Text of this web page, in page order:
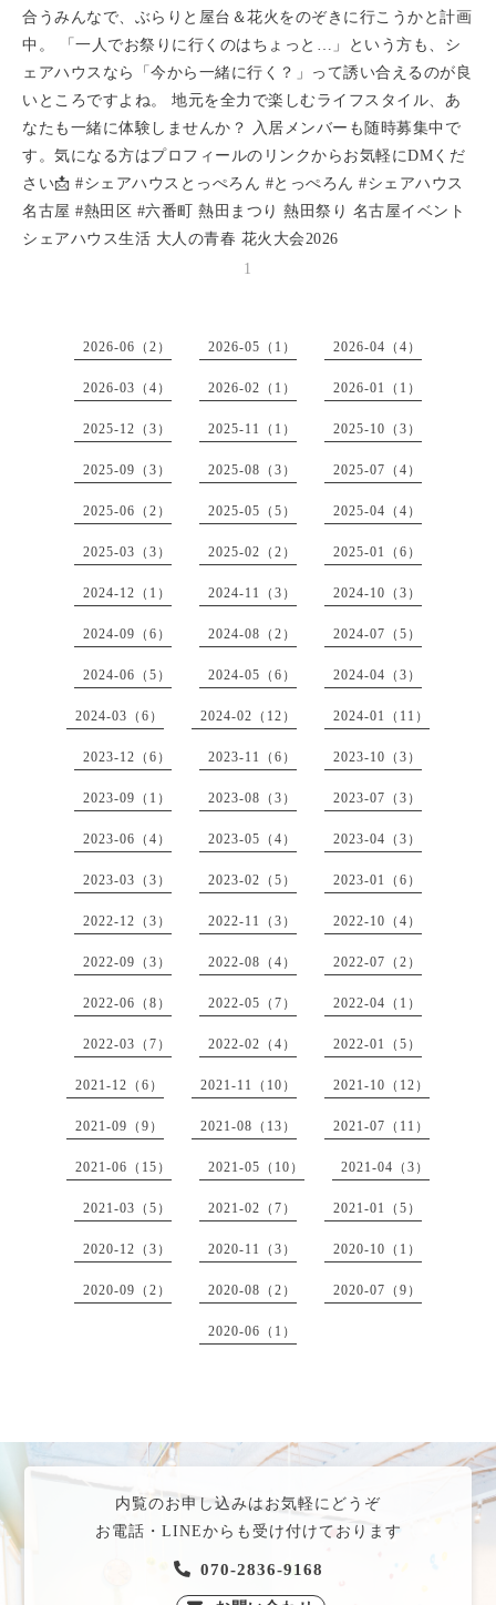
合うみんなで、ぶらりと屋台＆花火をのぞきに行こうかと計画
中。 「一人でお祭りに行くのはちょっと…」という方も、シ
ェアハウスなら「今から一緒に行く？」って誘い合えるのが良
いところですよね。 地元を全力で楽しむライフスタイル、あ
なたも一緒に体験しませんか？ 入居メンバーも随時募集中で
す。気になる方はプロフィールのリンクからお気軽にDMくだ
さい📩 #シェアハウスとっぺろん #とっぺろん #シェアハウス
名古屋 #熱田区 #六番町 熱田まつり 熱田祭り 名古屋イベント
シェアハウス生活 大人の青春 花火大会2026
1
2026-06（2） 2026-05（1） 2026-04（4）
2026-03（4） 2026-02（1） 2026-01（1）
2025-12（3） 2025-11（1） 2025-10（3）
2025-09（3） 2025-08（3） 2025-07（4）
2025-06（2） 2025-05（5） 2025-04（4）
2025-03（3） 2025-02（2） 2025-01（6）
2024-12（1） 2024-11（3） 2024-10（3）
2024-09（6） 2024-08（2） 2024-07（5）
2024-06（5） 2024-05（6） 2024-04（3）
2024-03（6） 2024-02（12） 2024-01（11）
2023-12（6） 2023-11（6） 2023-10（3）
2023-09（1） 2023-08（3） 2023-07（3）
2023-06（4） 2023-05（4） 2023-04（3）
2023-03（3） 2023-02（5） 2023-01（6）
2022-12（3） 2022-11（3） 2022-10（4）
2022-09（3） 2022-08（4） 2022-07（2）
2022-06（8） 2022-05（7） 2022-04（1）
2022-03（7） 2022-02（4） 2022-01（5）
2021-12（6） 2021-11（10） 2021-10（12）
2021-09（9） 2021-08（13） 2021-07（11）
2021-06（15） 2021-05（10） 2021-04（3）
2021-03（5） 2021-02（7） 2021-01（5）
2020-12（3） 2020-11（3） 2020-10（1）
2020-09（2） 2020-08（2） 2020-07（9）
2020-06（1）
内覧のお申し込みはお気軽にどうぞ
お電話・LINEからも受け付けております
070-2836-9168